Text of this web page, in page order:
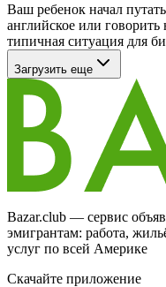
Ваш ребенок начал
английское или
типичная ситуация для
Загрузить еще
Bazar.club — сервис
эмигрантам: работа,
услуг по всей Америке
Скачайте приложение